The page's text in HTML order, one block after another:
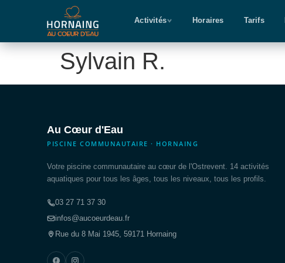
Activités Horaires Tarifs
Sylvain R.
Au Cœur d'Eau
PISCINE COMMUNAUTAIRE · HORNAING
Votre piscine communautaire au cœur de l'Ostrevent. 14 activités
aquatiques pour tous les âges, tous les niveaux, tous les profils.
03 27 71 37 30
infos@aucoeurdeau.fr
Rue du 8 Mai 1945, 59171 Hornaing